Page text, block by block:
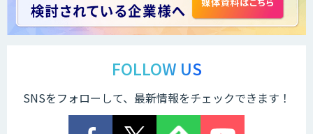
Cogent AI Cabinet
FOLLOW US
SNSをフォローして、最新情報をチェックできます！